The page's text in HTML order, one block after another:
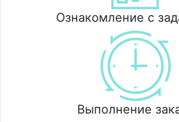
Ознакомление с
Выполнение